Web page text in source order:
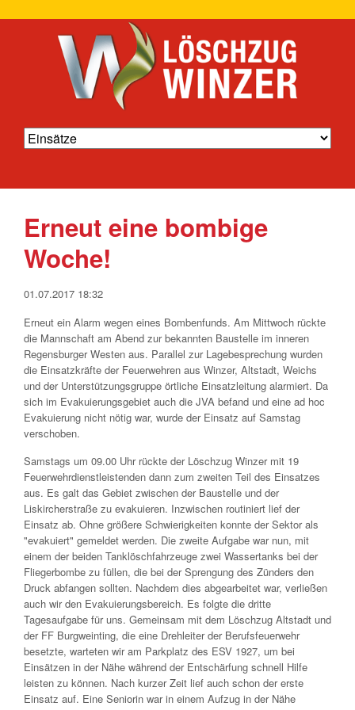
Erneut eine bombige
Woche!
01.07.2017 18:32
Erneut ein Alarm wegen eines Bombenfunds. Am Mittwoch rückte
die Mannschaft am Abend zur bekannten Baustelle im inneren
Regensburger Westen aus. Parallel zur Lagebesprechung wurden
die Einsatzkräfte der Feuerwehren aus Winzer, Altstadt, Weichs
und der Unterstützungsgruppe örtliche Einsatzleitung alarmiert. Da
sich im Evakuierungsgebiet auch die JVA befand und eine ad hoc
Evakuierung nicht nötig war, wurde der Einsatz auf Samstag
verschoben.
Samstags um 09.00 Uhr rückte der Löschzug Winzer mit 19
Feuerwehrdienstleistenden dann zum zweiten Teil des Einsatzes
aus. Es galt das Gebiet zwischen der Baustelle und der
Liskircherstraße zu evakuieren. Inzwischen routiniert lief der
Einsatz ab. Ohne größere Schwierigkeiten konnte der Sektor als
"evakuiert" gemeldet werden. Die zweite Aufgabe war nun, mit
einem der beiden Tanklöschfahrzeuge zwei Wassertanks bei der
Fliegerbombe zu füllen, die bei der Sprengung des Zünders den
Druck abfangen sollten. Nachdem dies abgearbeitet war, verließen
auch wir den Evakuierungsbereich. Es folgte die dritte
Tagesaufgabe für uns. Gemeinsam mit dem Löschzug Altstadt und
der FF Burgweinting, die eine Drehleiter der Berufsfeuerwehr
besetzte, warteten wir am Parkplatz des ESV 1927, um bei
Einsätzen in der Nähe während der Entschärfung schnell Hilfe
leisten zu können. Nach kurzer Zeit lief auch schon der erste
Einsatz auf. Eine Seniorin war in einem Aufzug in der Nähe